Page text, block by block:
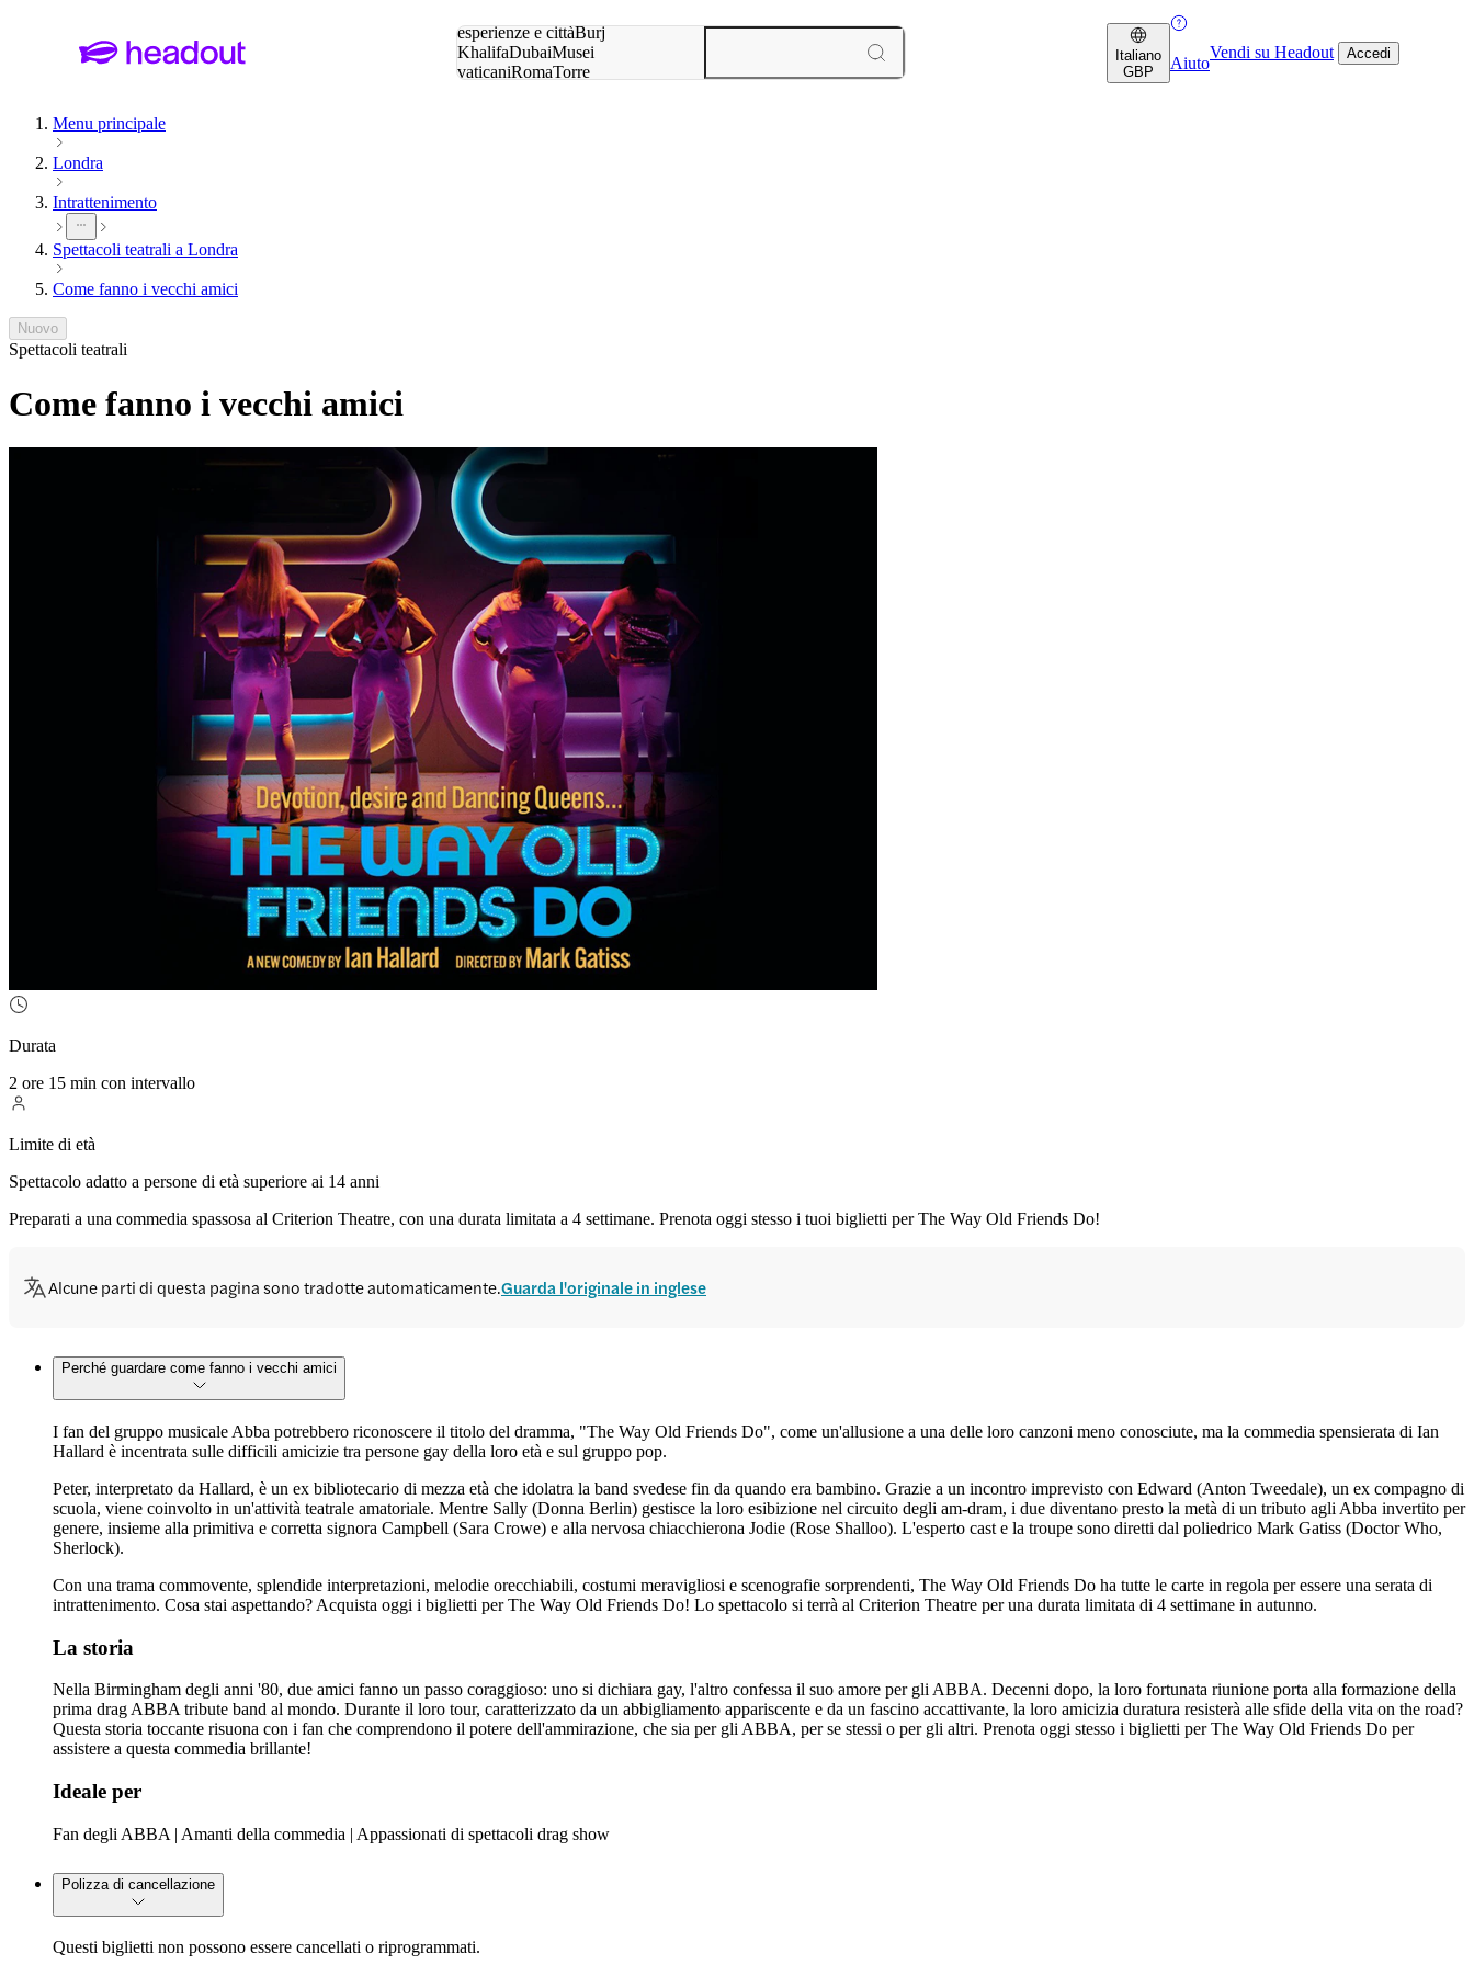
esperienze e cittàBurj
KhalifaDubaiMusei
vaticaniRomaTorre
Italiano
GBP
Aiuto
Vendi su Headout Accedi
Menu principale
Londra
Intrattenimento
Spettacoli teatrali a Londra
Come fanno i vecchi amici
Nuovo
Spettacoli teatrali
Come fanno i vecchi amici
Durata
2 ore 15 min con intervallo
Limite di età
Spettacolo adatto a persone di età superiore ai 14 anni
Preparati a una commedia spassosa al Criterion Theatre, con una durata limitata a 4 settimane. Prenota oggi stesso i tuoi biglietti per The Way Old Friends Do!
Alcune parti di questa pagina sono tradotte automaticamente.Guarda l'originale in inglese
Perché guardare come fanno i vecchi amici
I fan del gruppo musicale Abba potrebbero riconoscere il titolo del dramma, "The Way Old Friends Do", come un'allusione a una delle loro canzoni meno conosciute, ma la commedia spensierata di Ian
Hallard è incentrata sulle difficili amicizie tra persone gay della loro età e sul gruppo pop.
Peter, interpretato da Hallard, è un ex bibliotecario di mezza età che idolatra la band svedese fin da quando era bambino. Grazie a un incontro imprevisto con Edward (Anton Tweedale), un ex compagno di
scuola, viene coinvolto in un'attività teatrale amatoriale. Mentre Sally (Donna Berlin) gestisce la loro esibizione nel circuito degli am-dram, i due diventano presto la metà di un tributo agli Abba invertito per
genere, insieme alla primitiva e corretta signora Campbell (Sara Crowe) e alla nervosa chiacchierona Jodie (Rose Shalloo). L'esperto cast e la troupe sono diretti dal poliedrico Mark Gatiss (Doctor Who,
Sherlock).
Con una trama commovente, splendide interpretazioni, melodie orecchiabili, costumi meravigliosi e scenografie sorprendenti, The Way Old Friends Do ha tutte le carte in regola per essere una serata di
intrattenimento. Cosa stai aspettando? Acquista oggi i biglietti per The Way Old Friends Do! Lo spettacolo si terrà al Criterion Theatre per una durata limitata di 4 settimane in autunno.
La storia
Nella Birmingham degli anni '80, due amici fanno un passo coraggioso: uno si dichiara gay, l'altro confessa il suo amore per gli ABBA. Decenni dopo, la loro fortunata riunione porta alla formazione della
prima drag ABBA tribute band al mondo. Durante il loro tour, caratterizzato da un abbigliamento appariscente e da un fascino accattivante, la loro amicizia duratura resisterà alle sfide della vita on the road?
Questa storia toccante risuona con i fan che comprendono il potere dell'ammirazione, che sia per gli ABBA, per se stessi o per gli altri. Prenota oggi stesso i biglietti per The Way Old Friends Do per
assistere a questa commedia brillante!
Ideale per
Fan degli ABBA | Amanti della commedia | Appassionati di spettacoli drag show
Polizza di cancellazione
Questi biglietti non possono essere cancellati o riprogrammati.